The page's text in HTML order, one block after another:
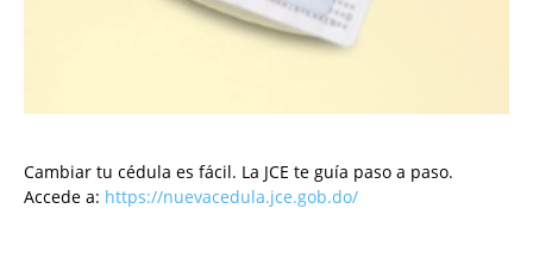
Cambiar tu cédula es fácil. La JCE te guía paso a paso.
Accede a: https://nuevacedula.jce.gob.do/